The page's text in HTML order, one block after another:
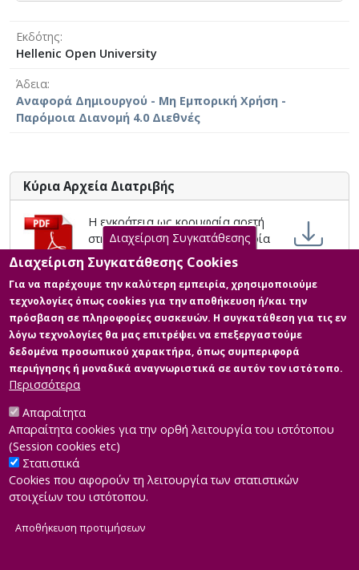
Εκδότης
Hellenic Open University
Άδεια
Αναφορά Δημιουργού - Μη Εμπορική Χρήση -
Παρόμοια Διανομή 4.0 Διεθνές
Κύρια Αρχεία Διατριβής
Η εγκράτεια ως κορυφαία αρετή
στην αρχαία ελληνική φιλοσοφία
και η συμβολή της στην Ορθόδοξη
θεολογία και στην πνευματική
ανύψωση του ανθρώπου
Περιγραφή: Η εγκράτεια ως
κορυφαία αρετή στην αρχαία
ελληνική φιλοσοφία και η συμβολή
της στην Ορθόδοξη θεολογία και
στην πνευματική ανύψωση .pdf
Developed byINTEROPTICS
Διαχείριση Συγκατάθεσης
Διαχείριση Συγκατάθεσης Cookies
Για να παρέχουμε την καλύτερη εμπειρία, χρησιμοποιούμε
τεχνολογίες όπως cookies για την αποθήκευση ή/και την
πρόσβαση σε πληροφορίες συσκευών. Η συγκατάθεση για τις εν
λόγω τεχνολογίες θα μας επιτρέψει να επεξεργαστούμε
δεδομένα προσωπικού χαρακτήρα, όπως συμπεριφορά
περιήγησης ή μοναδικά αναγνωριστικά σε αυτόν τον ιστότοπο.
Περισσότερα
Απαραίτητα
Απαραίτητα cookies για την ορθή λειτουργία του ιστότοπου
(Session cookies etc)
Στατιστικά
Cookies που αφορούν τη λειτουργία των στατιστικών
στοιχείων του ιστότοπου.
Αποθήκευση προτιμήσεων